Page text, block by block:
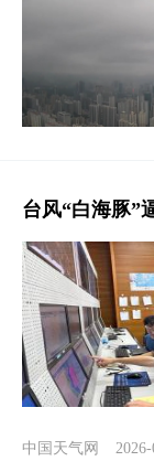
台风“白海豚”
中国天气网